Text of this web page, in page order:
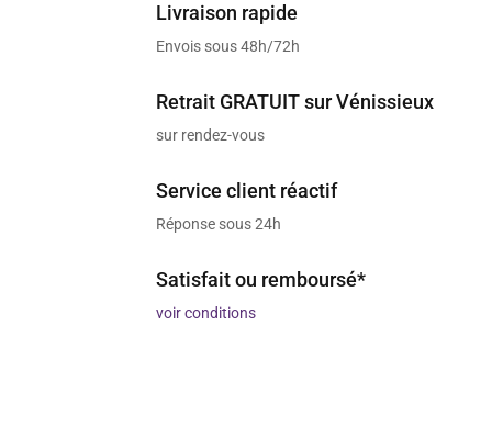
Livraison rapide
Envois sous 48h/72h
Retrait GRATUIT sur Vénissieux
sur rendez-vous
Service client réactif
Réponse sous 24h
Satisfait ou remboursé*
voir conditions